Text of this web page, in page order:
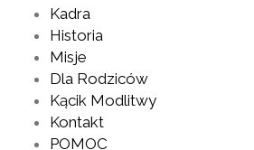
Kadra
Historia
Misje
Dla Rodziców
Kącik Modlitwy
Kontakt
POMOC